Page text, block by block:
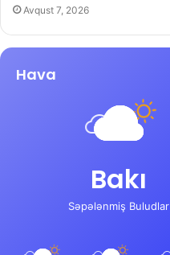
Avqust 7, 2026
Hava
Bakı
Səpələnmiş Buludlar